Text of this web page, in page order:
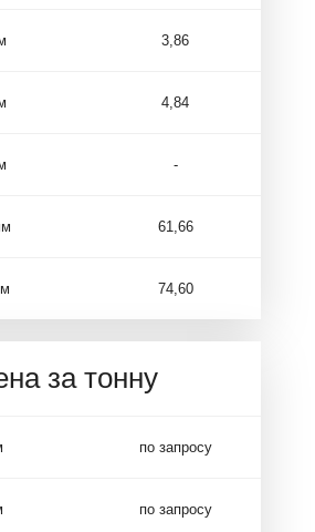
3,86
4,84
-
61,66
74,60
за тонну
по запросу
по запросу